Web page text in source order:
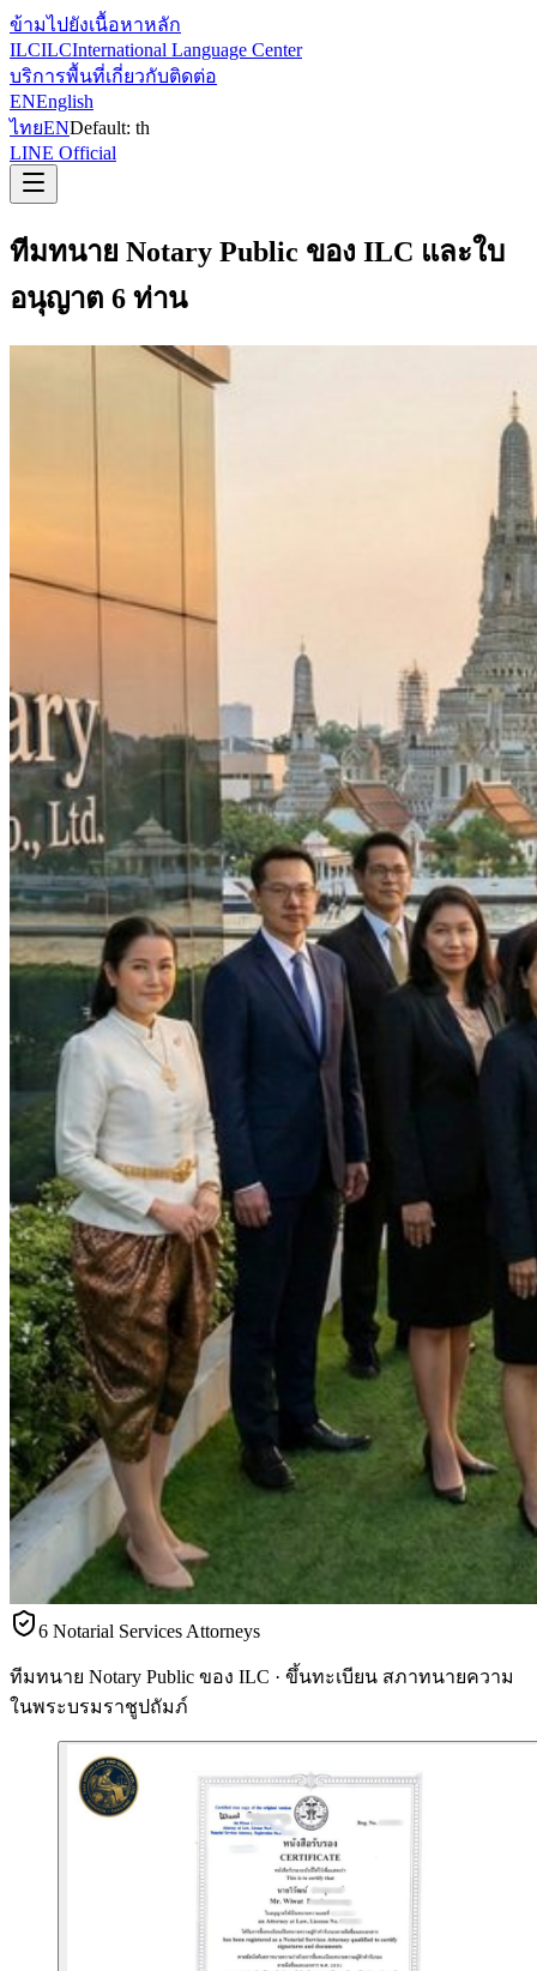
ข้ามไปยังเนื้อหาหลัก
ILCILCInternational Language Center
บริการพื้นที่เกี่ยวกับติดต่อ
ENEnglish
ไทยENDefault: th
LINE Official
ทีมทนาย Notary Public ของ ILC และใบ
อนุญาต 6 ท่าน
6 Notarial Services Attorneys
ทีมทนาย Notary Public ของ ILC · ขึ้นทะเบียน สภาทนายความ
ในพระบรมราชูปถัมภ์